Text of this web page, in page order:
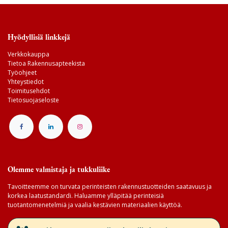
Hyödyllisiä linkkejä
Verkkokauppa
Tietoa Rakennusapteekista
Työohjeet
Yhteystiedot
Toimitusehdot
Tietosuojaseloste
Olemme valmistaja ja tukkuliike
Tavoitteemme on turvata perinteisten rakennustuotteiden saatavuus ja
korkea laatustandardi. Haluamme ylläpitää perinteisiä
tuotantomenetelmiä ja vaalia kestävien materiaalien käyttöä.